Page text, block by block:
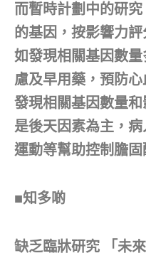
而暫時計劃中的研
的基因，按影響力
如發現相關基因數
慮及早用藥，預防
發現相關基因數量
是後天因素為主，
運動等幫助控制膽固
■知多啲
缺乏臨牀研究 「未